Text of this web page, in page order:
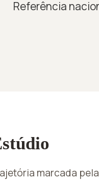
Referência
marcada